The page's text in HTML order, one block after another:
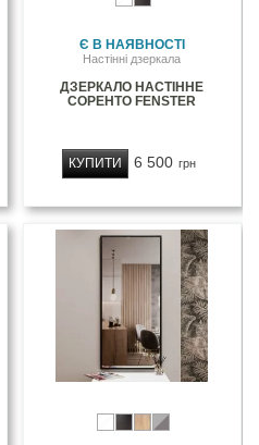
Є В НАЯВНОСТІ
Настінні дзеркала
ДЗЕРКАЛО НАСТІННЕ
СОРЕНТО FENSTER
6 500 грн
КУПИТИ